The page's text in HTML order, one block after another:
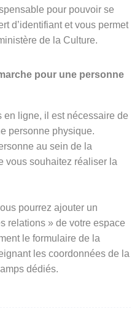
pour pouvoir se
d’identifiant et vous permet
de la Culture.
pour une personne
en ligne, il est nécessaire de
personne physique.
au sein de la
vous souhaitez réaliser la
pourrez ajouter un
relations » de votre espace
le formulaire de la
les coordonnées de la
dédiés.